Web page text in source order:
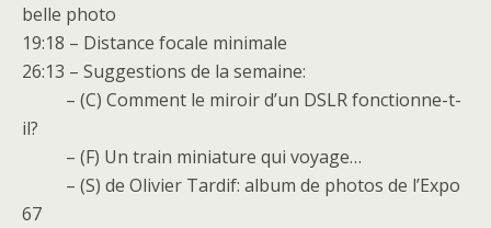
belle photo
19:18 – Distance focale minimale
26:13 – Suggestions de la semaine:
– (C) Comment le miroir d’un DSLR fonctionne-t-
il?
– (F) Un train miniature qui voyage…
– (S) de Olivier Tardif: album de photos de l’Expo
67